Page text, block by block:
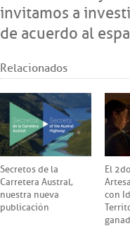
invitamos a
de acuerdo al
Relacionados
Secretos de la
Carretera Austral,
nuestra nueva
publicación
El
con